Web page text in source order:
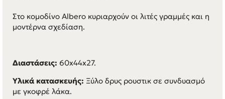
Στο κομοδίνο Albero κυριαρχούν οι λιτές γραμμές και η
μοντέρνα σχεδίαση.
Διαστάσεις: 60x44x27.
Υλικά κατασκευής: Ξύλο δρυς ρουστικ σε συνδυασμό
με γκοφρέ λάκα.